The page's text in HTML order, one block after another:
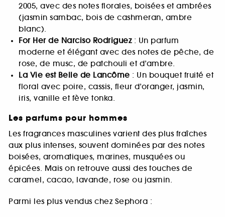
2005, avec des notes florales, boisées et ambrées
(jasmin sambac, bois de cashmeran, ambre
blanc).
For Her de Narciso Rodriguez: Un parfum
moderne et élégant avec des notes de pêche, de
rose, de musc, de patchouli et d’ambre.
La Vie est Belle de Lancôme : Un bouquet fruité et
floral avec poire, cassis, fleur d’oranger, jasmin,
iris, vanille et fève tonka.
Les parfums pour hommes
Les fragrances masculines varient des plus fraîches
aux plus intenses, souvent dominées par des notes
boisées, aromatiques, marines, musquées ou
épicées. Mais on retrouve aussi des touches de
caramel, cacao, lavande, rose ou jasmin.
Parmi les plus vendus chez Sephora :